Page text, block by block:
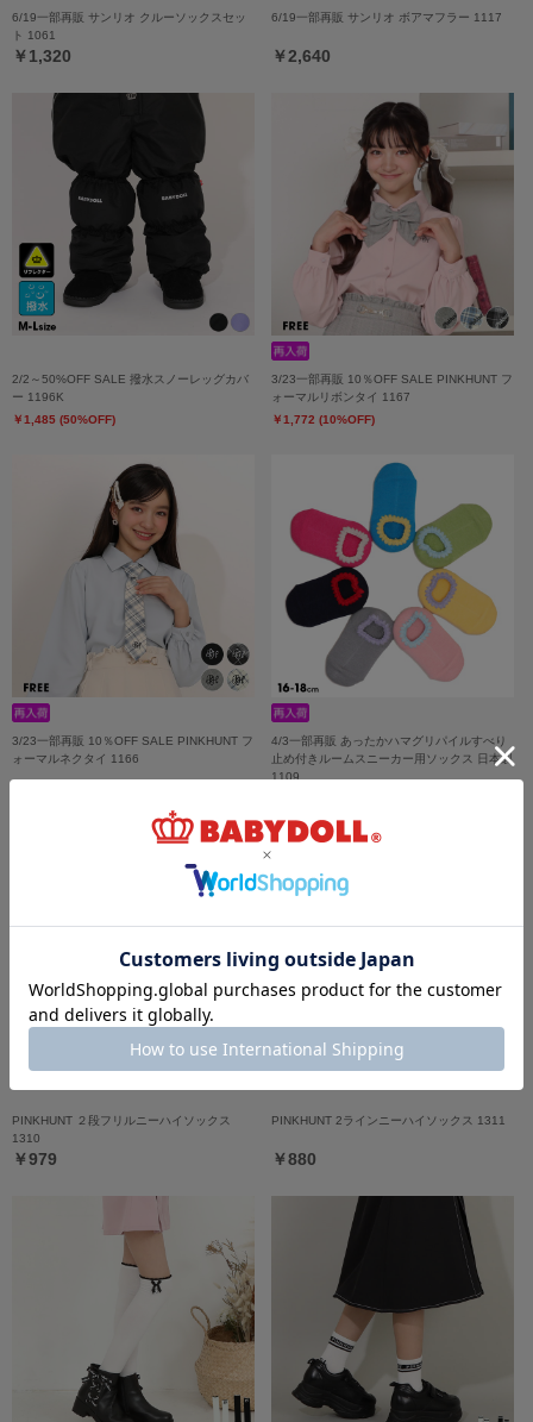
6/19一部再販 サンリオ クルーソックスセッ
ト 1061
￥1,320
6/19一部再販 サンリオ ボアマフラー 1117
￥2,640
2/2～50%OFF SALE 撥水スノーレッグカバ
ー 1196K
￥1,485 (50%OFF)
3/23一部再販 10％OFF SALE PINKHUNT フ
ォーマルリボンタイ 1167
￥1,772 (10%OFF)
3/23一部再販 10％OFF SALE PINKHUNT フ
ォーマルネクタイ 1166
4/3一部再販 あったかハマグリパイルすべり
止め付きルームスニーカー用ソックス 日本製
1109
PINKHUNT ２段フリルニーハイソックス
1310
￥979
PINKHUNT 2ラインニーハイソックス 1311
￥880